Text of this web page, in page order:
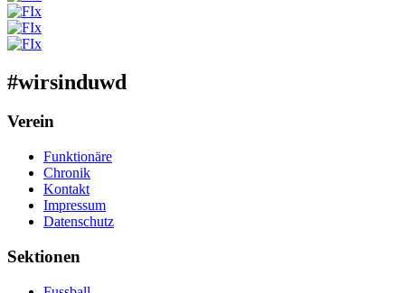
#wirsinduwd
Verein
Funktionäre
Chronik
Kontakt
Impressum
Datenschutz
Sektionen